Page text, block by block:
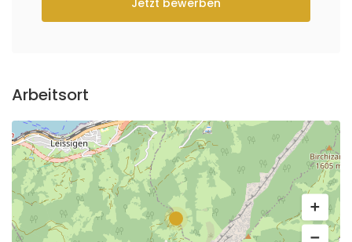
Jetzt bewerben
Arbeitsort